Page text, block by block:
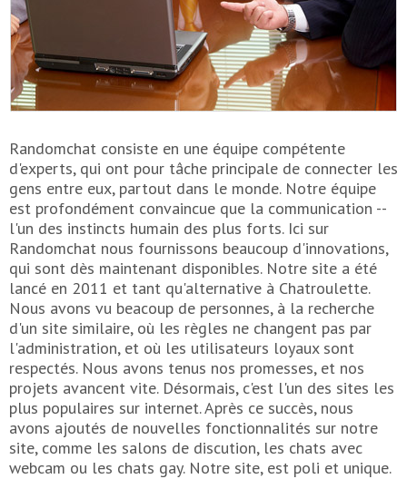
Randomchat consiste en une équipe compétente
d'experts, qui ont pour tâche principale de connecter les
gens entre eux, partout dans le monde. Notre équipe
est profondément convaincue que la communication --
l'un des instincts humain des plus forts. Ici sur
Randomchat nous fournissons beaucoup d'innovations,
qui sont dès maintenant disponibles. Notre site a été
lancé en 2011 et tant qu'alternative à Chatroulette.
Nous avons vu beacoup de personnes, à la recherche
d'un site similaire, où les règles ne changent pas par
l'administration, et où les utilisateurs loyaux sont
respectés. Nous avons tenus nos promesses, et nos
projets avancent vite. Désormais, c'est l'un des sites les
plus populaires sur internet. Après ce succès, nous
avons ajoutés de nouvelles fonctionnalités sur notre
site, comme les salons de discution, les chats avec
webcam ou les chats gay. Notre site, est poli et unique.